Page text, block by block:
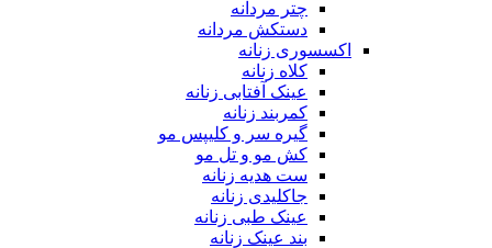
چتر مردانه
دستکش مردانه
اکسسوری زنانه
کلاه زنانه
عینک آفتابی زنانه
کمربند زنانه
گیره سر و کلیپس مو
کش مو و تل مو
ست هدیه زنانه
جاکلیدی زنانه
عینک طبی زنانه
بند عینک زنانه